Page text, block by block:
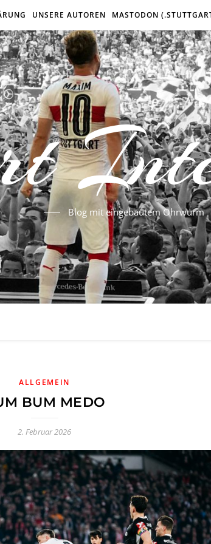
UNSERE AUTOREN MASTODON
Blog mit eingebautem Ohrwurm
ALLGEMEIN
BUM MEDO
2. Februar 2026